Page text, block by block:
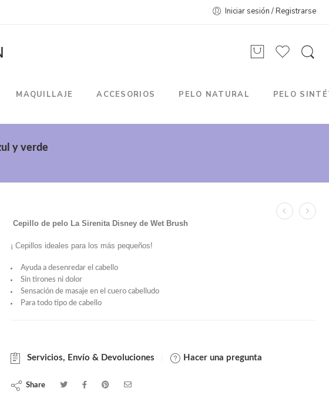
Iniciar sesión / Registrarse
MAQUILLAJE ACCESORIOS PELO NATURAL PELO
y verde
Cepillo de pelo La Sirenita Disney de Wet Brush
¡ Cepillos ideales para los más pequeños!
Ayuda a desenredar el cabello
Sin tirones ni dolor
Sensación de masaje en el cuero cabelludo
Para todo tipo de cabello
Servicios, Envío & Devoluciones Hacer una pregunta
Share